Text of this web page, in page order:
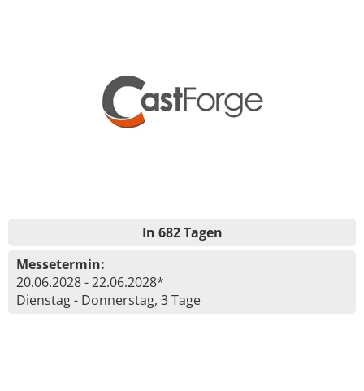
In 682 Tagen
Messetermin:
20.06.2028 - 22.06.2028*
Dienstag - Donnerstag, 3 Tage